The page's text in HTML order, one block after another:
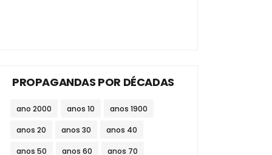
PROPAGANDAS POR DÉCADAS
ano 2000 anos 10 anos 1900
anos 20 anos 30 anos 40
anos 50 anos 60 anos 70